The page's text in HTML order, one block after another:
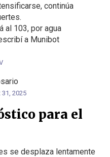
continúa
al 103, por agua
a Munibot
2025
para el
se desplaza lentamente